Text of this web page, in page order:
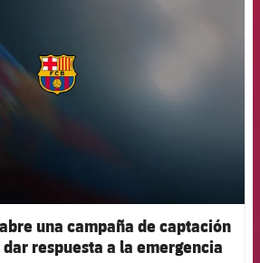
una campaña de captación
respuesta a la emergencia